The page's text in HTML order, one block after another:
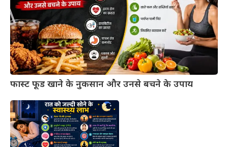
फास्ट फूड खाने के नुकसान और उनसे बचने के उपाय